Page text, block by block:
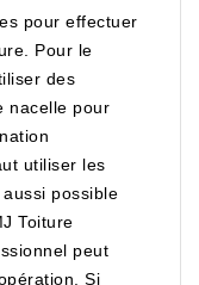
pour effectuer
Pour le
des
nacelle pour
utiliser les
possible
Toiture
peut
Si